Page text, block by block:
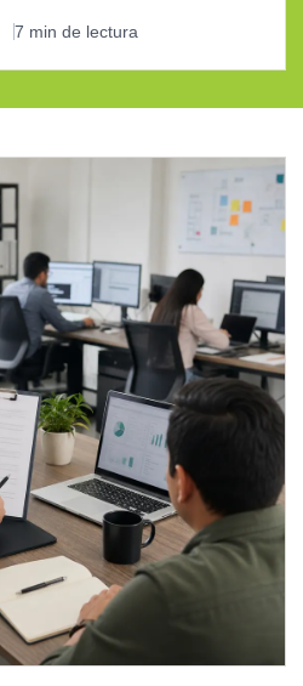
7 min de lectura